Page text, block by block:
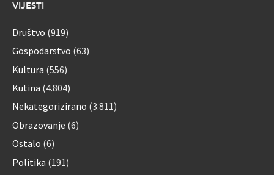
VIJESTI
Društvo (919)
Gospodarstvo (63)
Kultura (556)
Kutina (4.804)
Nekategorizirano (3.811)
Obrazovanje (6)
Ostalo (6)
Politika (191)